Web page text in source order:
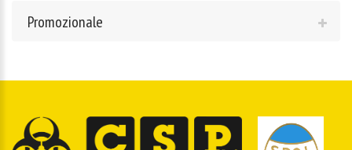
Promozionale